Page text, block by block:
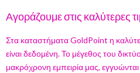
Αγοράζουμε στις καλύτερες
Στα καταστήματα GoldPoint η
είναι δεδομένη. Το μέγεθος του
μακρόχρονη εμπειρία μας, εγγυώνται